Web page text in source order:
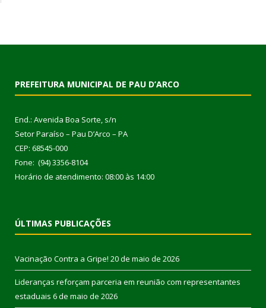
PREFEITURA MUNICIPAL DE PAU D’ARCO
End.: Avenida Boa Sorte, s/n
Setor Paraíso – Pau D’Arco – PA
CEP: 68545-000
Fone: (94) 3356-8104
Horário de atendimento: 08:00 às 14:00
ÚLTIMAS PUBLICAÇÕES
Vacinação Contra a Gripe! 20 de maio de 2026
Lideranças reforçam parceria em reunião com representantes
estaduais 6 de maio de 2026